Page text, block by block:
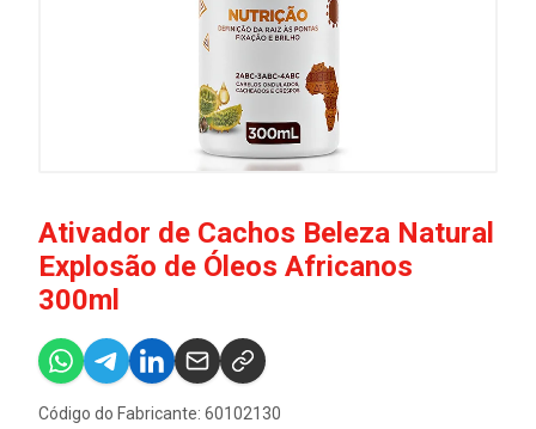
Ativador de Cachos Beleza Natural
Explosão de Óleos Africanos
300ml
Código do Fabricante: 60102130